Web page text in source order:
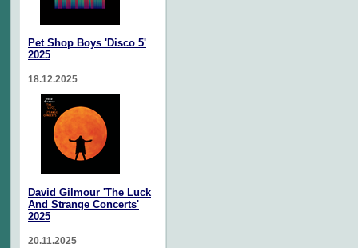
Pet Shop Boys 'Disco 5'
2025
18.12.2025
David Gilmour 'The Luck
And Strange Concerts'
2025
20.11.2025